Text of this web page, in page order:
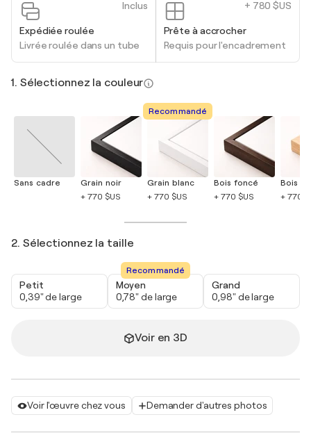
Voir l'œuvre chez vous Demander d'autres photos
Inclus
Expédiée roulée
Livrée roulée dans un tube
+ 780 $US
Prête à accrocher
Requis pour l'encadrement
1. Sélectionnez la couleur
Sans cadre
Grain noir
+ 770 $US
Recommandé
Grain blanc
+ 770 $US
Bois foncé
+ 770 $US
Bois
+ 770
2. Sélectionnez la taille
Petit
0,39" de large
Recommandé
Moyen
0,78" de large
Grand
0,98" de large
Voir en 3D